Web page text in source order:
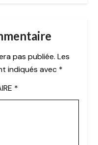
pas publiée. Les
indiqués avec *
*